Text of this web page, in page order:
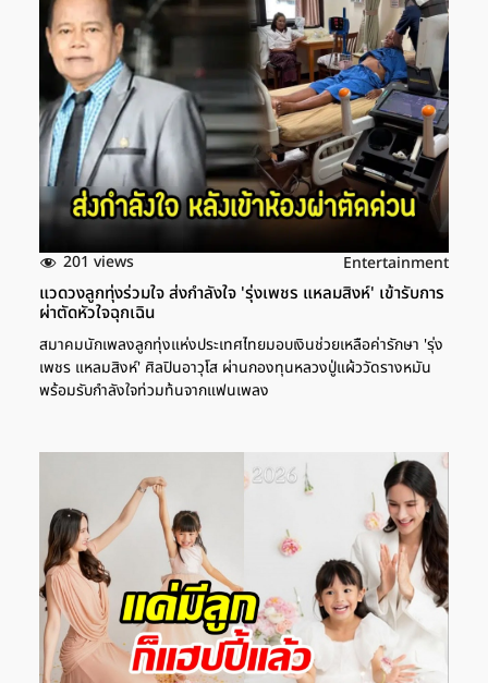
201 views Entertainment
แวดวงลูกทุ่งร่วมใจ ส่งกำลังใจ 'รุ่งเพชร แหลมสิงห์' เข้ารับการ
ผ่าตัดหัวใจฉุกเฉิน
สมาคมนักเพลงลูกทุ่งแห่งประเทศไทยมอบเงินช่วยเหลือค่ารักษา 'รุ่ง
เพชร แหลมสิงห์' ศิลปินอาวุโส ผ่านกองทุนหลวงปู่แผ้ววัดรางหมัน
พร้อมรับกำลังใจท่วมท้นจากแฟนเพลง